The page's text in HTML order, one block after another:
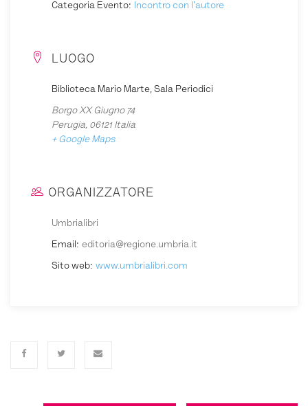
Categoria Evento: Incontro con l'autore
LUOGO
Biblioteca Mario Marte, Sala Periodici
Borgo XX Giugno 74
Perugia, 06121 Italia
+ Google Maps
ORGANIZZATORE
Umbrialibri
Email: editoria@regione.umbria.it
Sito web: www.umbrialibri.com